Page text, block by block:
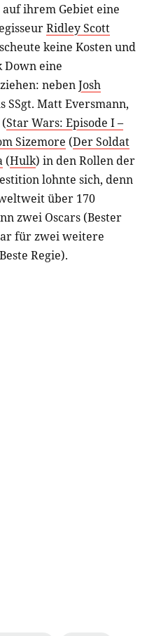
ihrem Gebiet eine
Ridley Scott
keine Kosten und
Down eine
nebenJosh
SSgt. Matt Eversmann,
(Star Wars: Episode I –
Sizemore (Der Soldat
(Hulk) in den Rollen der
lohnte sich, denn
über 170
zwei Oscars (Bester
für zwei weitere
Regie).